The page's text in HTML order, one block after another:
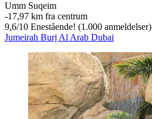
Umm Suqeim
‐17,97 km fra centrum
9,6/10 Enestående! (1.000 anmeldelser)
Jumeirah Burj Al Arab Dubai